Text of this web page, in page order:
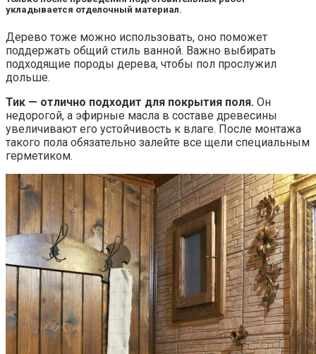
укладывается отделочный материал.
Дерево тоже можно использовать, оно поможет
поддержать общий стиль ванной. Важно выбирать
подходящие породы дерева, чтобы пол прослужил
дольше.
Тик — отлично подходит для покрытия поля. Он
недорогой, а эфирные масла в составе древесины
увеличивают его устойчивость к влаге. После монтажа
такого пола обязательно залейте все щели специальным
герметиком.